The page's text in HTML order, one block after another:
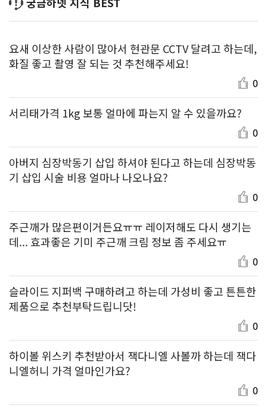
요새 이상한 사람이 많아서 현관문 CCTV 달려고 하는데,
화질 좋고 촬영 잘 되는 것 추천해주세요!
0
서리태가격 1kg 보통 얼마에 파는지 알 수 있을까요?
0
아버지 심장박동기 삽입 하셔야 된다고 하는데 심장박동
기 삽입 시술 비용 얼마나 나오나요?
0
주근깨가 많은편이거든요ㅠㅠ 레이저해도 다시 생기는
데... 효과좋은 기미 주근깨 크림 정보 좀 주세요ㅠ
0
슬라이드 지퍼백 구매하려고 하는데 가성비 좋고 튼튼한
제품으로 추천부탁드립니닷!
0
하이볼 위스키 추천받아서 잭다니엘 사볼까 하는데 잭다
니엘허니 가격 얼마인가요?
0